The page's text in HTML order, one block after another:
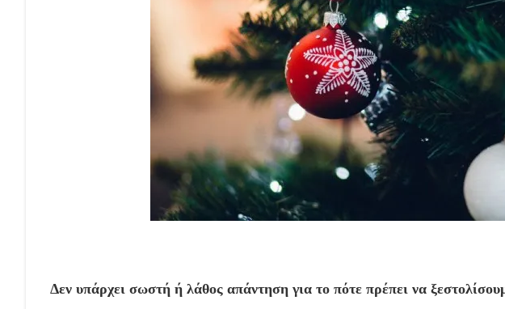
Δεν υπάρχει σωστή ή λάθος απάντηση για το πότε πρέπει να